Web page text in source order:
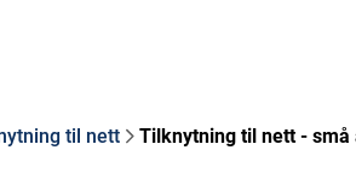
til nett Tilknytning til nett - små